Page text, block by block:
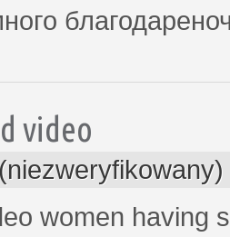
video
women having